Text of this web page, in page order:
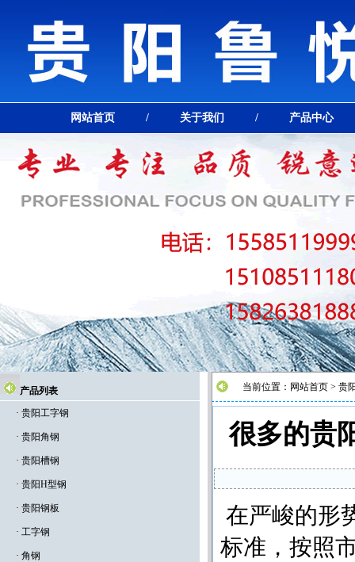
网站首页 / 关于我们 / 产品中心
产品列表
· 贵阳工字钢
· 贵阳角钢
· 贵阳槽钢
· 贵阳H型钢
· 贵阳钢板
· 工字钢
· 角钢
当前位置： 网站首页 > 贵
很多的贵
在严峻的形
标准，按照